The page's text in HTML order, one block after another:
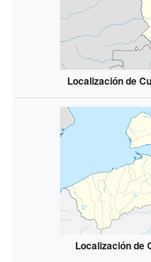
Localización de
Localización de